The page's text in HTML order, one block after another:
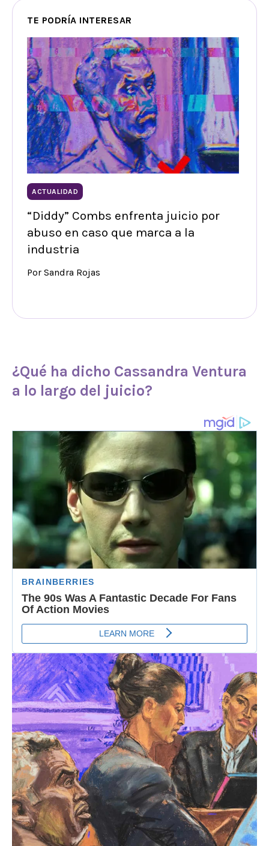
TE PODRÍA INTERESAR
ACTUALIDAD
“Diddy” Combs enfrenta juicio por
abuso en caso que marca a la
industria
Por Sandra Rojas
¿Qué ha dicho Cassandra Ventura
a lo largo del juicio?